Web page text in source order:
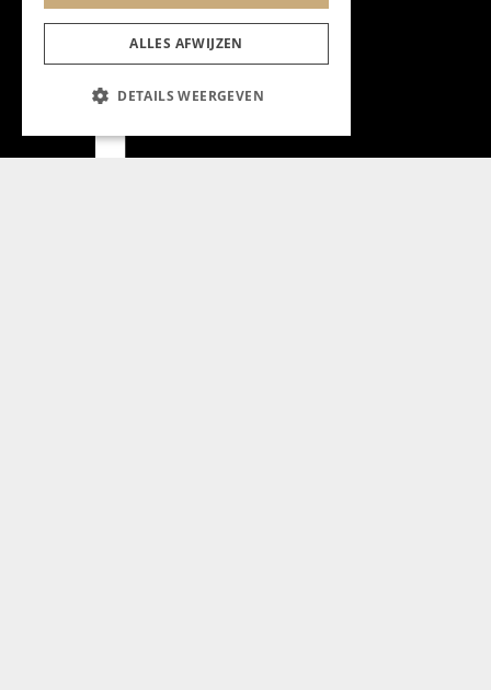
ALLES AFWIJZEN
DETAILS WEERGEVEN